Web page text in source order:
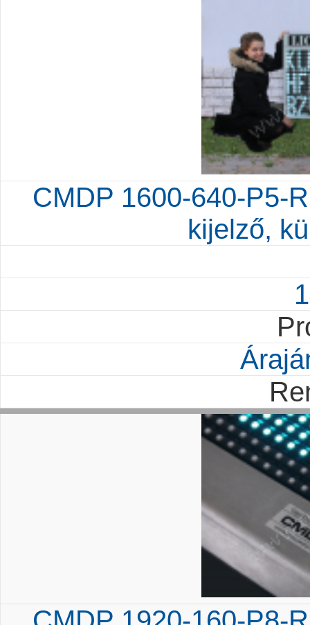
CMDP 1600-640-P5-
kijelző,